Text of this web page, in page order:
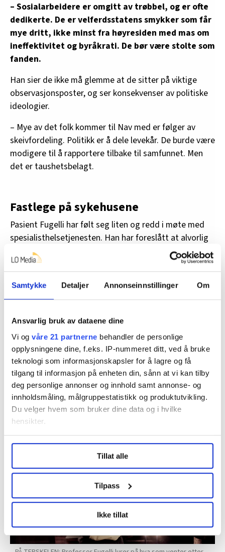
Samtykke Detaljer Annonseinnstillinger Om
Ansvarlig bruk av dataene dine
Vi og våre 21 partnerne behandler de personlige
opplysningene dine, f.eks. IP-nummeret ditt, ved å bruke
teknologi som informasjonskapsler for å lagre og få
tilgang til informasjon på enheten din, sånn at vi kan tilby
deg personlige annonser og innhold samt annonse- og
innholdsmåling, målgruppestatistikk og produktutvikling.
Du velger hvem som bruker dine data og i hvilke
hensikter.
Undermer infokan du lese om hvordan dine personlige
data behandles og hvordan du kan velge hvordan de skal
brukes. Du kan hele tiden endre eller trekke tilbake ditt
samtykke fra erklæringen om informasjonskapsler.
LO Medias publikasjoner frifagbevegelse.no, hk-nytt.no
og fontene.no bruker informasjonskapsler (cookies) for å
lære hvordan våre nettsider blir brukt slik at vi tilby
relevant innhold, tilpassede annonser og utarbeide
Tillat alle
Tilpass
Ikke tillat
– Sosialarbeidere er omgitt av trøbbel, og er ofte
dedikerte. De er velferdsstatens smykker som får
mye dritt, ikke minst fra høyresiden med mas om
ineffektivitet og byråkrati. De bør være stolte som
fanden.
Han sier de ikke må glemme at de sitter på viktige
observasjonsposter, og ser konsekvenser av politiske
ideologier.
– Mye av det folk kommer til Nav med er følger av
skeivfordeling. Politikk er å dele levekår. De burde være
modigere til å rapportere tilbake til samfunnet. Men
det er taushetsbelagt.
Fastlege på sykehusene
Pasient Fugelli har følt seg liten og redd i møte med
spesialisthelsetjenesten. Han har foreslått at alvorlig
syke får en fastlege når de legges inn på sykehus.
– Når du er alvorlig syk er du veldig redd. Da trenger
du tillit og trygghet. Når behandlingen varer over tid
er det viktig å ha kontinuitet.
Han undrer på om sykdom kan være en kilde til helse.
– Sykdom hjelper deg til å se at Professor Good
Enough har rett. Sykdom hjelper deg til og godta deg
selv slik du er. Sykdommen gir deg en slag fred. Den
tvinger deg til en ærlig selverkjennelse, og ikke minst
til at du skal dø.